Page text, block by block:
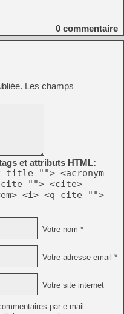
0 commentaire
Les champs
et attributs HTML:
<acronym
<cite>
<i> <q cite="">
Votre nom *
Votre adresse email *
Votre site internet
par e-mail.